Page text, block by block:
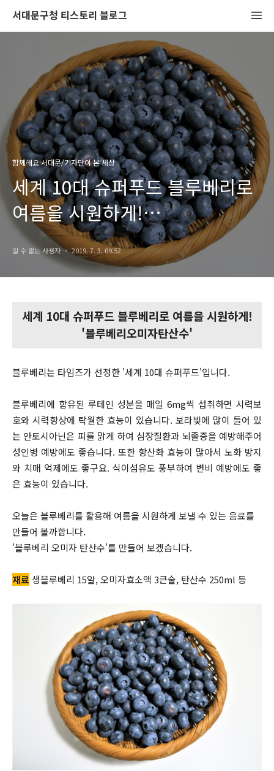
서대문구청 티스토리 블로그
함께해요 서대문/기자단이 본 세상
세계 10대 슈퍼푸드 블루베리로
여름을 시원하게!
'블루베리오미자탄산수'
알 수 없는 사용자 2019. 7. 3. 09:52
세계 10대 슈퍼푸드 블루베리로 여름을 시원하게!
'블루베리오미자탄산수'
블루베리는 타임즈가 선정한 '세계 10대 슈퍼푸드'입니다.
블루베리에 함유된 루테인 성분을 매일 6mg씩 섭취하면 시력보
호와 시력향상에 탁월한 효능이 있습니다. 보라빛에 많이 들어 있
는 안토시아닌은 피를 맑게 하여 심장질환과 뇌졸증을 예방해주어
성인병 예방에도 좋습니다. 또한 항산화 효능이 많아서 노화 방지
와 치매 억제에도 좋구요. 식이섬유도 풍부하여 변비 예방에도 좋
은 효능이 있습니다.
오늘은 블루베리를 활용해 여름을 시원하게 보낼 수 있는 음료를
만들어 볼까합니다.
'블루베리 오미자 탄산수'를 만들어 보겠습니다.
재료 생블루베리 15알, 오미자효소액 3큰술, 탄산수 250ml 등